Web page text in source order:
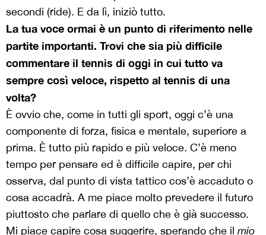
secondi (ride). E da lì, iniziò tutto.
La tua voce ormai è un punto di riferimento nelle
partite importanti. Trovi che sia più difficile
commentare il tennis di oggi in cui tutto va
sempre così veloce, rispetto al tennis di una
volta?
È ovvio che, come in tutti gli sport, oggi c’è una
componente di forza, fisica e mentale, superiore a
prima. È tutto più rapido e più veloce. C’è meno
tempo per pensare ed è difficile capire, per chi
osserva, dal punto di vista tattico cos’è accaduto o
cosa accadrà. A me piace molto prevedere il futuro
piuttosto che parlare di quello che è già successo.
Mi piace capire cosa suggerire, sperando che il mio